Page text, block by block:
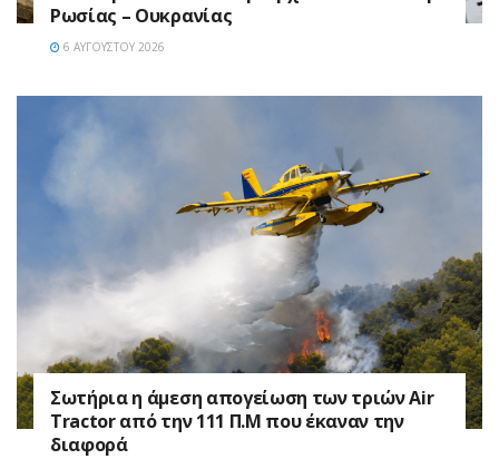
Ρωσίας – Ουκρανίας
6 ΑΥΓΟΎΣΤΟΥ 2026
Σωτήρια η άμεση απογείωση των τριών Air
Tractor από την 111 Π.M που έκαναν την
διαφορά